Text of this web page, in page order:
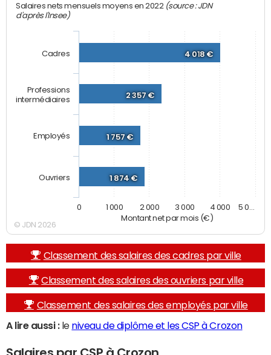
Montant net par mois (€)
Salaires nets mensuels moyens en 2022 (source : JDN
d'après l'Insee)
4 018 €
2 357 €
1 757 €
1 874 €
Cadres
Professions
intermédiaires
Employés
Ouvriers
0 1 000 2 000 3 000 4 000 5 0…
© JDN 2026
Classement des salaires des cadres par ville
Classement des salaires des ouvriers par ville
Classement des salaires des employés par ville
A lire aussi :le niveau de diplôme et les CSP à Crozon